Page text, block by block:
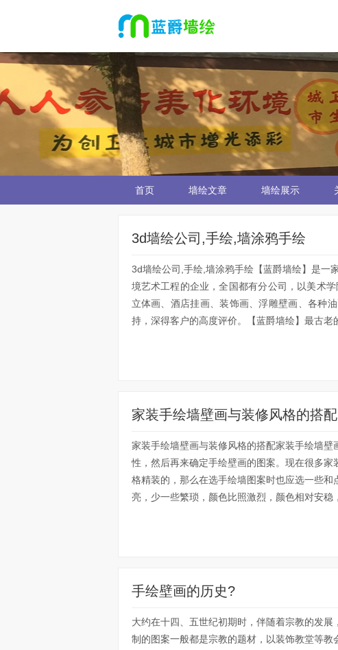
首页 墙绘文章 墙绘展示
3d墙绘公司,手绘,墙涂鸦手绘
3d墙绘公司,手绘,墙涂鸦手绘【蓝爵墙绘】是一
境艺术工程的企业，全国都有分公司，以美术
立体画、酒店挂画、装饰画、浮雕壁画、各种
持，深得客户的高度评价。【蓝爵墙绘】最古老
家装手绘墙壁画与装修风格的搭配
家装手绘墙壁画与装修风格的搭配家装手绘墙
性，然后再来确定手绘壁画的图案。现在很多
格精装的，那么在选手绘墙图案时也应选一些
亮，少一些繁琐，颜色比照激烈，颜色相对安稳
手绘壁画的历史?
大约在十四、五世纪初期时，伴随着宗教的发
制的图案一般都是宗教的题材，以装饰教堂等